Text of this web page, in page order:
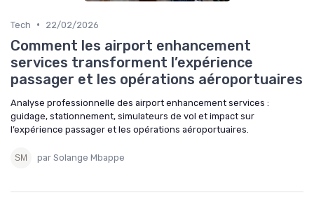
Tech • 22/02/2026
Comment les airport enhancement
services transforment l’expérience
passager et les opérations aéroportuaires
Analyse professionnelle des airport enhancement services :
guidage, stationnement, simulateurs de vol et impact sur
l’expérience passager et les opérations aéroportuaires.
par Solange Mbappe